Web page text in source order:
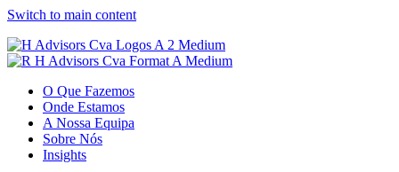
Switch to main content
O Que Fazemos
Onde Estamos
A Nossa Equipa
Sobre Nós
Insights